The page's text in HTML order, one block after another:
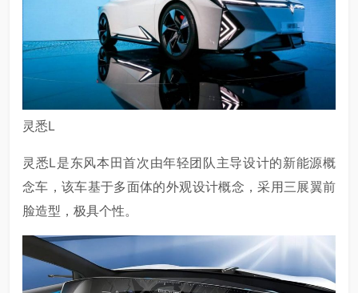
灵悉L
灵悉L是东风本田首次由年轻团队主导设计的新能源概
念车，该车基于多面体的外观设计概念，采用三展翼前
脸造型，极具个性。